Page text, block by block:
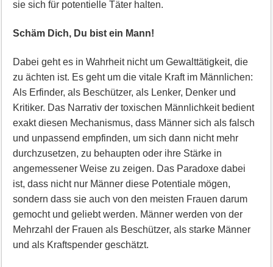
sie sich für potentielle Täter halten.
Schäm Dich, Du bist ein Mann!
Dabei geht es in Wahrheit nicht um Gewalttätigkeit, die
zu ächten ist. Es geht um die vitale Kraft im Männlichen:
Als Erfinder, als Beschützer, als Lenker, Denker und
Kritiker. Das Narrativ der toxischen Männlichkeit bedient
exakt diesen Mechanismus, dass Männer sich als falsch
und unpassend empfinden, um sich dann nicht mehr
durchzusetzen, zu behaupten oder ihre Stärke in
angemessener Weise zu zeigen. Das Paradoxe dabei
ist, dass nicht nur Männer diese Potentiale mögen,
sondern dass sie auch von den meisten Frauen darum
gemocht und geliebt werden. Männer werden von der
Mehrzahl der Frauen als Beschützer, als starke Männer
und als Kraftspender geschätzt.